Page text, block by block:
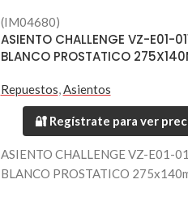
(IM04680)
ASIENTO CHALLENGE VZ-E01-
BLANCO PROSTATICO
Repuestos Asientos
🔐 Regístrate para ver
ASIENTO CHALLENGE VZ-E01-
BLANCO PROSTATICO